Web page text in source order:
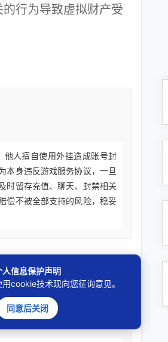
行为导致虚拟财产受
他人擅自使用外挂造成账号封
本身违反游戏服务协议，一旦
时留存充值、聊天、封禁相关
偿不被全部支持的风险，稳妥
杰律师）
人信息保护声明
cookie技术现向您征询意见。
同意后关闭